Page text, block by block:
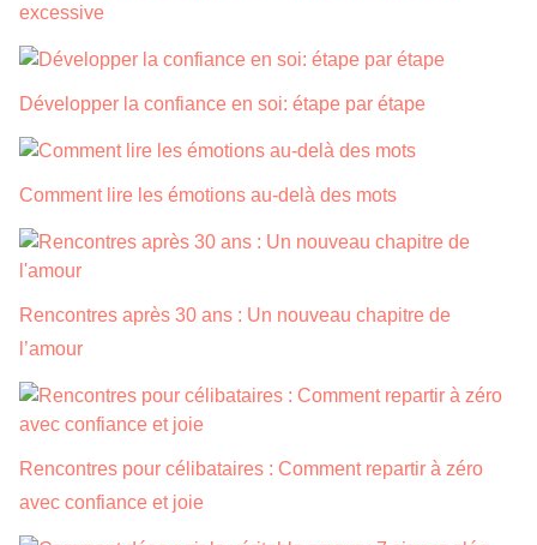
excessive
Développer la confiance en soi: étape par étape
Comment lire les émotions au-delà des mots
Rencontres après 30 ans : Un nouveau chapitre de
l’amour
Rencontres pour célibataires : Comment repartir à zéro
avec confiance et joie